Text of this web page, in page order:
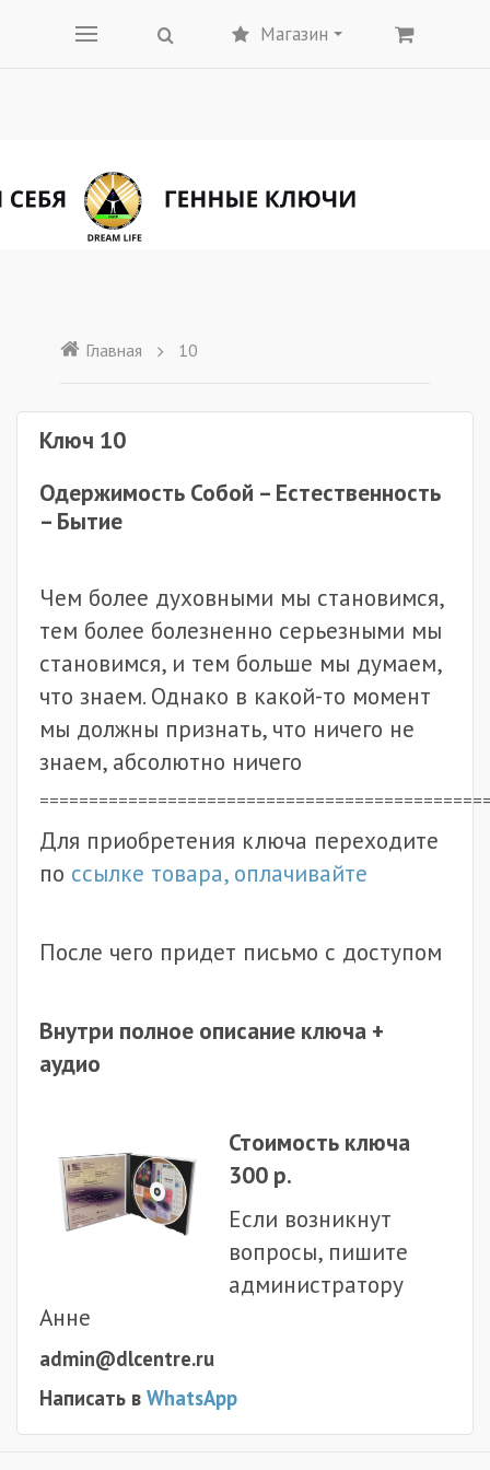
Магазин
Главная 10
Ключ 10
Одержимость Собой – Естественность
– Бытие
Чем более духовными мы становимся,
тем более болезненно серьезными мы
становимся, и тем больше мы думаем,
что знаем. Однако в какой-то момент
мы должны признать, что ничего не
знаем, абсолютно ничего
Для приобретения ключа переходите
по ссылке товара, оплачивайте
После чего придет письмо с доступом
Внутри полное описание ключа +
аудио
Стоимость ключа
300 р.
Если возникнут
вопросы, пишите
администратору
Анне
admin@dlcentre.ru
Написать в WhatsApp